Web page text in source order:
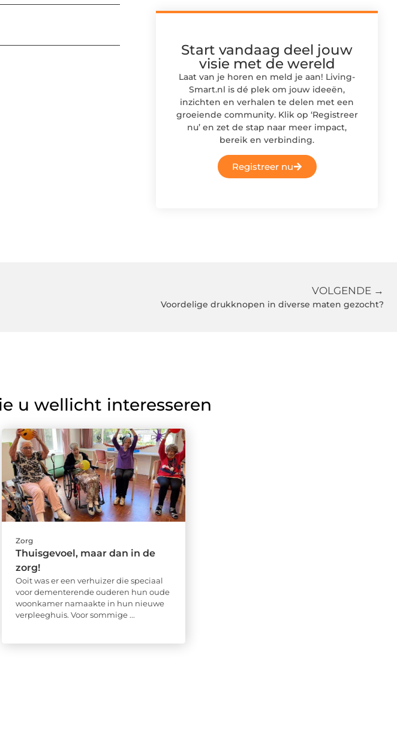
Start vandaag deel jouw
visie met de wereld
Laat van je horen en meld je aan! Living-
Smart.nl is dé plek om jouw ideeën,
inzichten en verhalen te delen met een
groeiende community. Klik op ‘Registreer
nu’ en zet de stap naar meer impact,
bereik en verbinding.
Registreer nu
VOLGENDE →
Voordelige drukknopen in diverse maten gezocht?
u wellicht interesseren
Zorg
Thuisgevoel, maar dan in de
zorg!
Ooit was er een verhuizer die speciaal
voor dementerende ouderen hun oude
woonkamer namaakte in hun nieuwe
verpleeghuis. Voor sommige ...